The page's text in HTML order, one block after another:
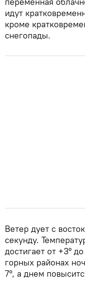
идут
кроме
снегопады.
Ветер дует с
секунду.
достигает от +3°
горных районах
7°, а днем